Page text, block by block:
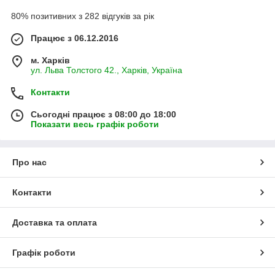
80% позитивних з 282 відгуків за рік
Працює з 06.12.2016
м. Харків
ул. Льва Толстого 42., Харків, Україна
Контакти
Сьогодні працює з 08:00 до 18:00
Показати весь графік роботи
Про нас
Контакти
Доставка та оплата
Графік роботи